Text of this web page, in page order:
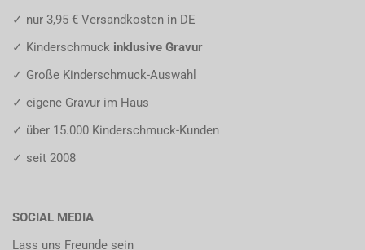
✓ nur 3,95 € Versandkosten in DE
✓ Kinderschmuck inklusive Gravur
✓ Große Kinderschmuck-Auswahl
✓ eigene Gravur im Haus
✓ über 15.000 Kinderschmuck-Kunden
✓ seit 2008
SOCIAL MEDIA
Lass uns Freunde sein